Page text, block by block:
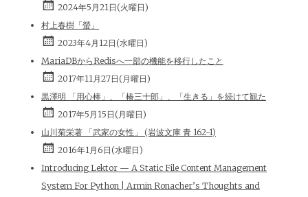
2024年5月21日(火曜日)
村上春樹「螢」
2023年4月12日(水曜日)
MariaDBからRedisへ一部の機能を移行したこと
2017年11月27日(月曜日)
黒澤明 「用心棒」、「椿三十郎」、「生きる」を続けて観た
2017年5月15日(月曜日)
山川菊栄著 「武家の女性」 (岩波文庫 青 162-1)
2016年1月6日(水曜日)
Introducing Lektor — A Static File Content Management
System For Python | Armin Ronacher’s Thoughts and